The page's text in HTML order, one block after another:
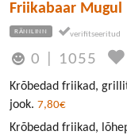
Friikabaar Mugul
RÄNILINN
0 1055
Krõbedad friikad,
jook. 7,80€
Krõbedad friikad,